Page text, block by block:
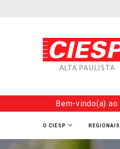
ALTA PAULISTA
Bem-vindo(a) ao
O CIESP REGIONAIS